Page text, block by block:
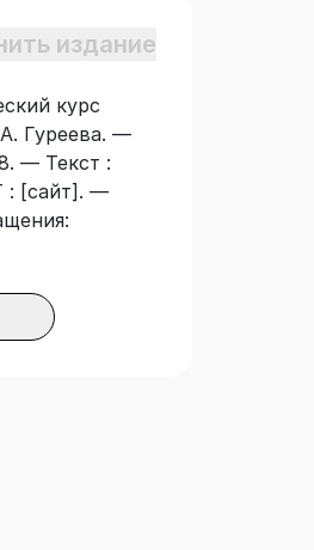
издание
курс
Гуреева. —
— Текст :
: [сайт]. —